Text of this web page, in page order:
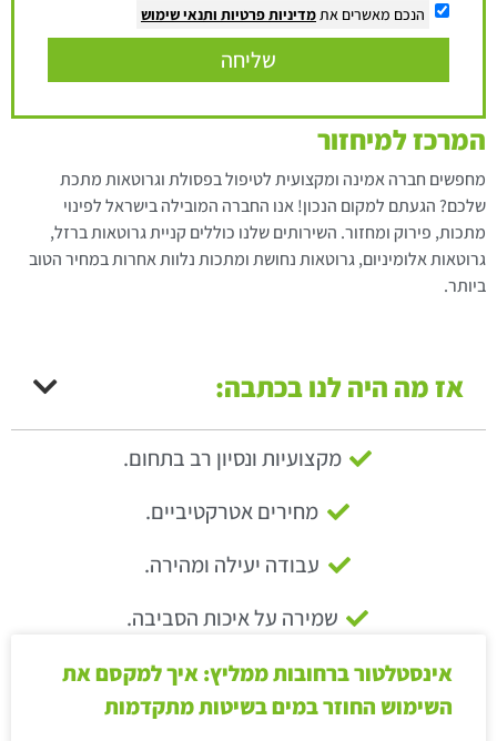
הנכם מאשרים אתמדיניות פרטיות ותנאי שימוש
שליחה
המרכז למיחזור
מחפשים חברה אמינה ומקצועית לטיפול בפסולת וגרוטאות מתכת
שלכם? הגעתם למקום הנכון! אנו החברה המובילה בישראל לפינוי
מתכות, פירוק ומחזור. השירותים שלנו כוללים קניית גרוטאות ברזל,
גרוטאות אלומיניום, גרוטאות נחושת ומתכות נלוות אחרות במחיר הטוב
ביותר.
אז מה היה לנו בכתבה:
מקצועיות ונסיון רב בתחום.
מחירים אטרקטיביים.
עבודה יעילה ומהירה.
שמירה על איכות הסביבה.
אינסטלטור ברחובות ממליץ: איך למקסם את
השימוש החוזר במים בשיטות מתקדמות